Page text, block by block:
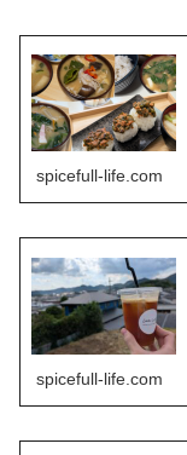
spicefull-life.com
spicefull-life.com